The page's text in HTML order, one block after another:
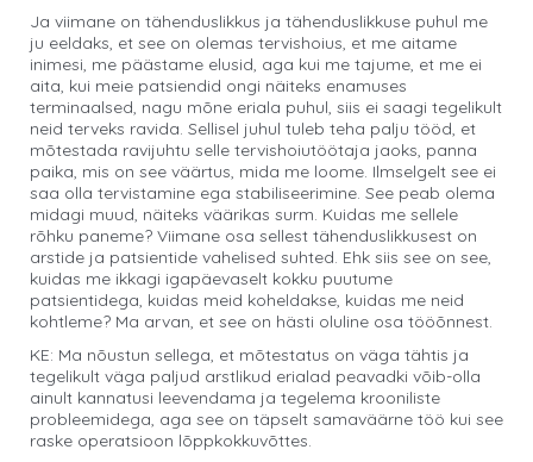
Ja viimane on tähenduslikkus ja tähenduslikkuse puhul me
ju eeldaks, et see on olemas tervishoius, et me aitame
inimesi, me päästame elusid, aga kui me tajume, et me ei
aita, kui meie patsiendid ongi näiteks enamuses
terminaalsed, nagu mõne eriala puhul, siis ei saagi tegelikult
neid terveks ravida. Sellisel juhul tuleb teha palju tööd, et
mõtestada ravijuhtu selle tervishoiutöötaja jaoks, panna
paika, mis on see väärtus, mida me loome. Ilmselgelt see ei
saa olla tervistamine ega stabiliseerimine. See peab olema
midagi muud, näiteks väärikas surm. Kuidas me sellele
rõhku paneme? Viimane osa sellest tähenduslikkusest on
arstide ja patsientide vahelised suhted. Ehk siis see on see,
kuidas me ikkagi igapäevaselt kokku puutume
patsientidega, kuidas meid koheldakse, kuidas me neid
kohtleme? Ma arvan, et see on hästi oluline osa tööõnnest.
KE: Ma nõustun sellega, et mõtestatus on väga tähtis ja
tegelikult väga paljud arstlikud erialad peavadki võib-olla
ainult kannatusi leevendama ja tegelema krooniliste
probleemidega, aga see on täpselt samaväärne töö kui see
raske operatsioon lõppkokkuvõttes.